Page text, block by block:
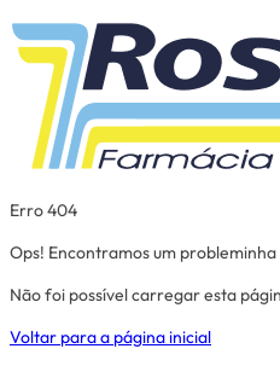
Erro 404
Ops! Encontramos um probleminha
Não foi possível carregar esta
Voltar para a página inicial